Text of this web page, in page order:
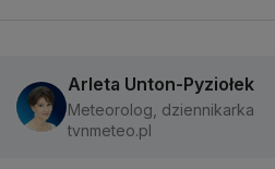
Arleta Unton-Pyziołek
Meteorolog, dziennikarka
tvnmeteo.pl